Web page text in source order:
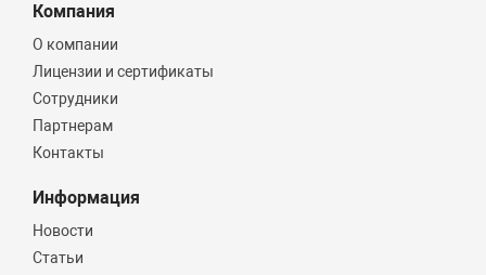
Компания
О компании
Лицензии и сертификаты
Сотрудники
Партнерам
Контакты
Информация
Новости
Статьи